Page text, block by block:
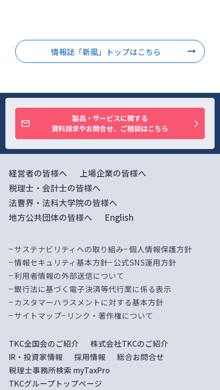
情報誌「新風」トップはこちら
製品・サービスに関する
資料請求やお問合せ、ご相談はこちら
経営者の皆様へ
上場企業の皆様へ
税理士・会計士の皆様へ
法曹界・法科大学院の皆様へ
地方公共団体の皆様へ
English
サステナビリティへの取り組み 個人情報保護方針
情報セキュリティ基本方針 公式SNS運用方針
利用者情報の外部送信について
銀行法に基づく電子決済等代行業に係る表示
カスタマーハラスメントに対する基本方針
サイトマップ
リンク・著作権について
TKC全国会のご紹介
株式会社TKCのご紹介
IR・投資家情報
採用情報
総合お問合せ
税理士事務所検索 myTaxPro
TKCグループトップページ